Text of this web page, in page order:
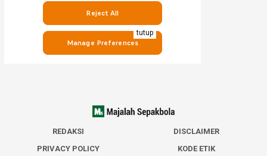
REDAKSI
DISCLAIMER
PRIVACY POLICY
KODE ETIK
tutup